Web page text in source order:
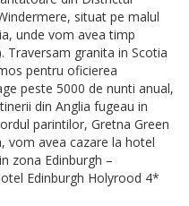
situat pe malul
unde vom avea timp
Traversam granita in Scotia
pentru oficierea
peste 5000 de nunti anual,
din Anglia fugeau in
parintilor, Gretna Green
vom avea cazare la hotel
zona Edinburgh –
Edinburgh Holyrood 4*